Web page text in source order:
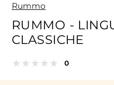
Rummo
RUMMO -
CLASSICHE
Productrecensies:
0totaal